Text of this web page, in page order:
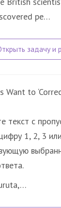
pe…
Want to
текст с
1, 2, 3